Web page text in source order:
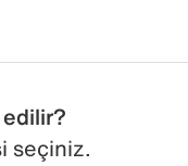
seçiniz.